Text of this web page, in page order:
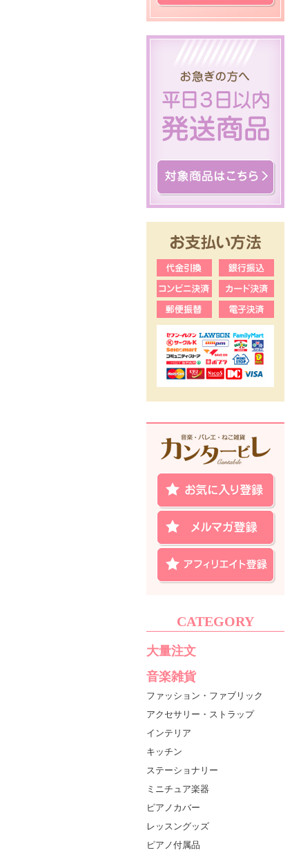
CATEGORY
大量注文
音楽雑貨
ファッション・ファブリック
アクセサリー・ストラップ
インテリア
キッチン
ステーショナリー
ミニチュア楽器
ピアノカバー
レッスングッズ
ピアノ付属品